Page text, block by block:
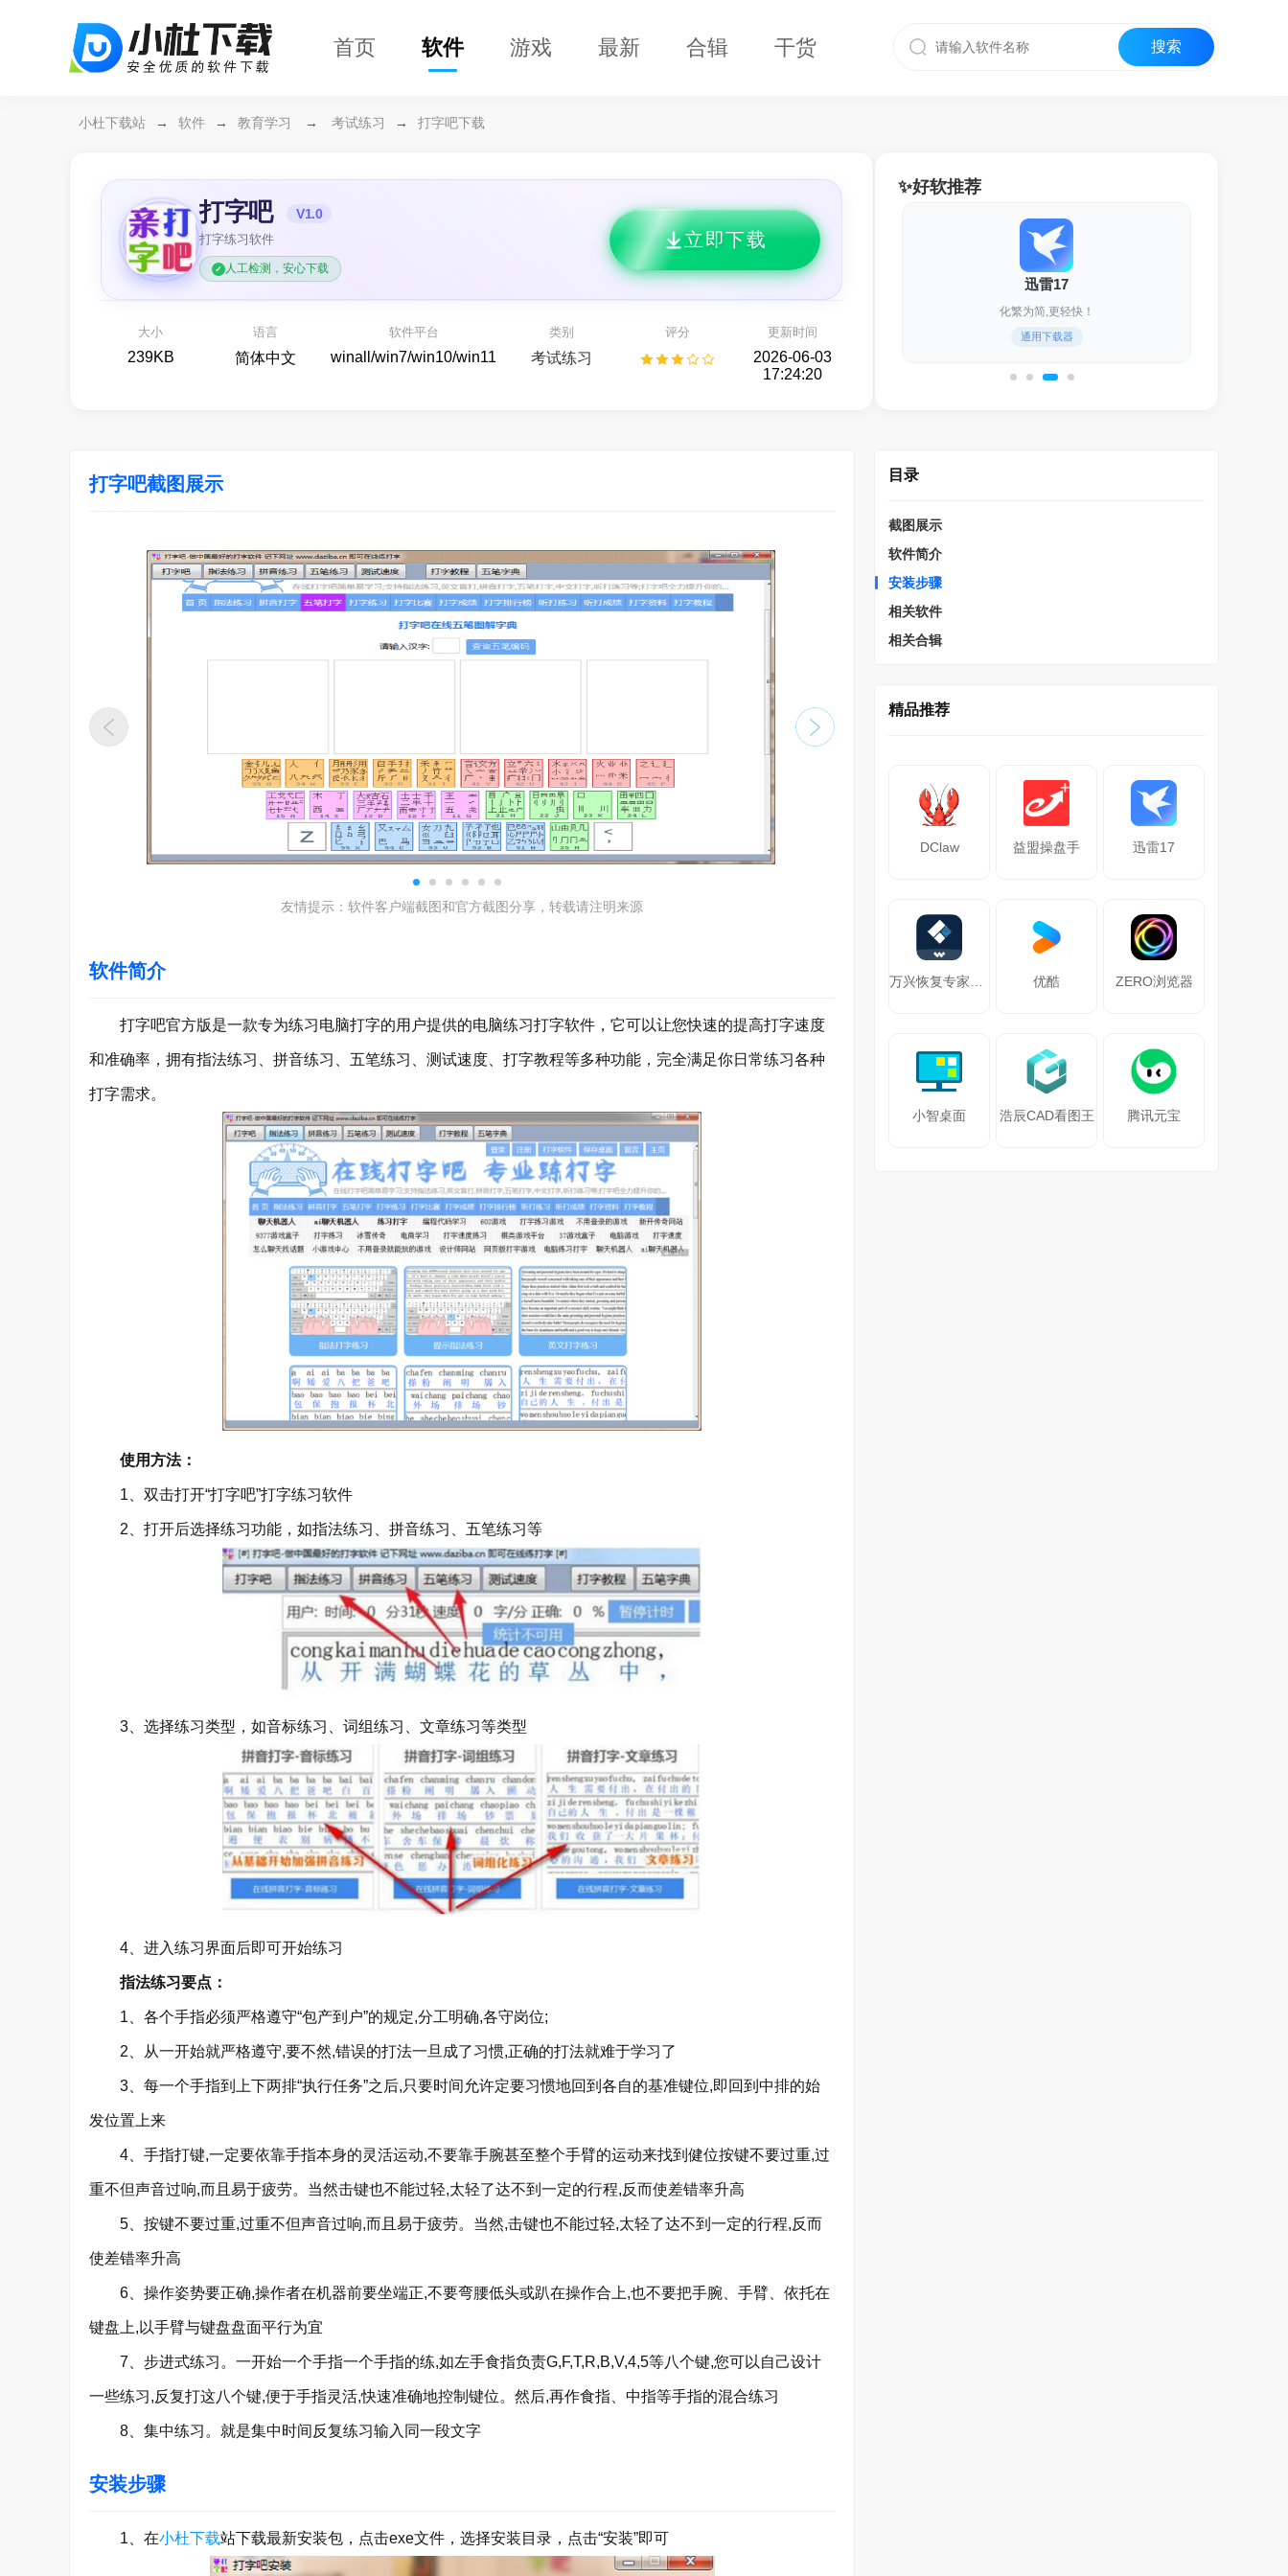
首页 软件 游戏 最新 合辑 干货
小杜下载站 → 软件 → 教育学习 → 考试练习 → 打字吧下载
打字吧 V1.0
打字练习软件
人工检测，安心下载
立即下载
大小
239KB
语言
简体中文
软件平台
winall/win7/win10/win11
类别
考试练习
评分 更新时间
2026-06-03
17:24:20
✨好软推荐
万兴恢复专家64位
备份还原 AI助手
益盟操盘手
股票行情
迅雷17
化繁为简,更轻快！
通用下载器
打字吧截图展示
友情提示：软件客户端截图和官方截图分享，转载请注明来源
软件简介
打字吧官方版是一款专为练习电脑打字的用户提供的电脑练习打字软件，它可以让您快速的提高打字速度
和准确率，拥有指法练习、拼音练习、五笔练习、测试速度、打字教程等多种功能，完全满足你日常练习各种
打字需求。
使用方法：
1、双击打开“打字吧”打字练习软件
2、打开后选择练习功能，如指法练习、拼音练习、五笔练习等
3、选择练习类型，如音标练习、词组练习、文章练习等类型
4、进入练习界面后即可开始练习
指法练习要点：
1、各个手指必须严格遵守“包产到户”的规定,分工明确,各守岗位;
2、从一开始就严格遵守,要不然,错误的打法一旦成了习惯,正确的打法就难于学习了
3、每一个手指到上下两排“执行任务”之后,只要时间允许定要习惯地回到各自的基准键位,即回到中排的始
发位置上来
4、手指打键,一定要依靠手指本身的灵活运动,不要靠手腕甚至整个手臂的运动来找到健位按键不要过重,过
重不但声音过响,而且易于疲劳。当然击键也不能过轻,太轻了达不到一定的行程,反而使差错率升高
5、按键不要过重,过重不但声音过响,而且易于疲劳。当然,击键也不能过轻,太轻了达不到一定的行程,反而
使差错率升高
6、操作姿势要正确,操作者在机器前要坐端正,不要弯腰低头或趴在操作合上,也不要把手腕、手臂、依托在
键盘上,以手臂与键盘盘面平行为宜
7、步进式练习。一开始一个手指一个手指的练,如左手食指负责G,F,T,R,B,V,4,5等八个键,您可以自己设计
一些练习,反复打这八个键,便于手指灵活,快速准确地控制键位。然后,再作食指、中指等手指的混合练习
8、集中练习。就是集中时间反复练习输入同一段文字
安装步骤
1、在小杜下载站下载最新安装包，点击exe文件，选择安装目录，点击“安装”即可
目录
截图展示
软件简介
安装步骤
相关软件
相关合辑
精品推荐
DClaw 益盟操盘手 迅雷17
优酷 ZERO浏览器
小智桌面 浩辰CAD看图王 腾讯元宝